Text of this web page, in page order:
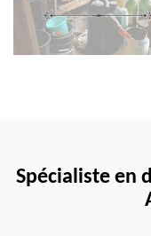
Spécialiste en